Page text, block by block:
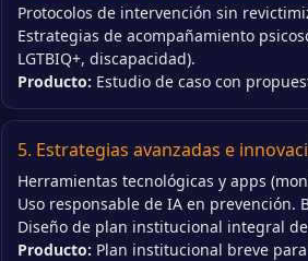
Protocolos de intervención sin
Estrategias de acompañamiento
LGTBIQ+, discapacidad).
Producto: Estudio de caso con
5. Estrategias avanzadas e
Herramientas tecnológicas y apps
Uso responsable de IA en prevención.
Diseño de plan institucional integral
Producto: Plan institucional breve